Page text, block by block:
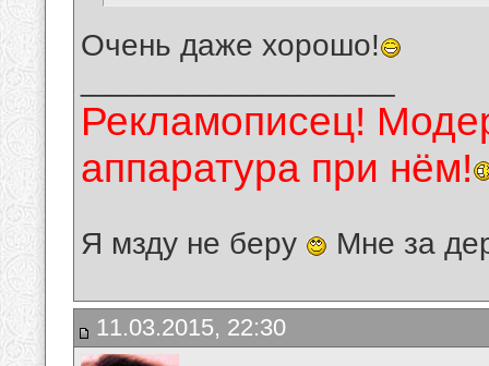
Очень даже хорошо!
Рекламописец!
аппаратура при нём!
Я мзду не беру Мне за
11.03.2015, 22:30